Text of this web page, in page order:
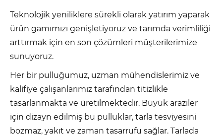
Teknolojik yeniliklere sürekli olarak yatırım yaparak
ürün gamımızı genişletiyoruz ve tarımda verimliliği
arttırmak için en son çözümleri müşterilerimize
sunuyoruz.
Her bir pulluğumuz, uzman mühendislerimiz ve
kalifiye çalışanlarımız tarafından titizlikle
tasarlanmakta ve üretilmektedir. Büyük araziler
için dizayn edilmiş bu pulluklar, tarla tesviyesini
bozmaz, yakıt ve zaman tasarrufu sağlar. Tarlada